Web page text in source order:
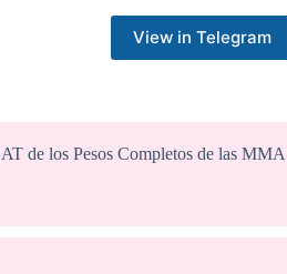
View in Telegram
de los Pesos Completos de las MMA